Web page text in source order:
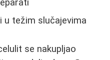
u težim slučajevima
se nakupljao